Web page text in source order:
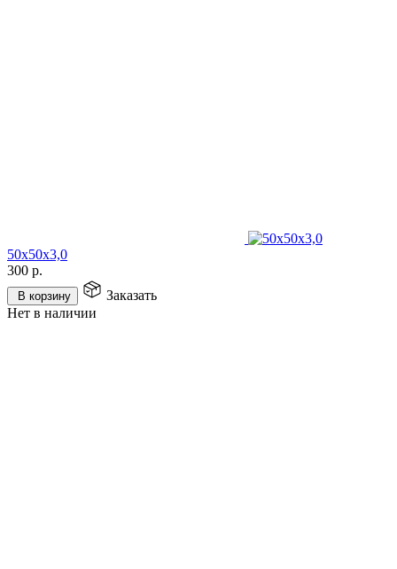
50х50х3,0
300 р.
В корзину
Заказать
Нет в наличии